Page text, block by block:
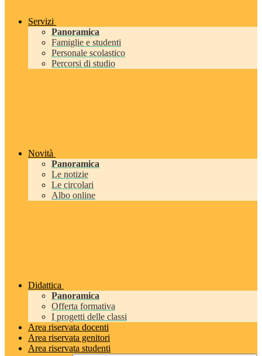
Servizi
Panoramica
Famiglie e studenti
Personale scolastico
Percorsi di studio
Novità
Panoramica
Le notizie
Le circolari
Albo online
Didattica
Panoramica
Offerta formativa
I progetti delle classi
Area riservata docenti
Area riservata genitori
Area riservata studenti